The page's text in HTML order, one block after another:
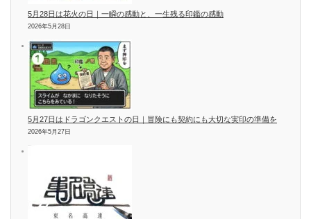
5月28日は花火の日｜一瞬の感動と、一生残る印鑑の感動
2026年5月28日
5月27日はドラゴンクエストの日｜冒険にも契約にも大切な実印の準備を
2026年5月27日